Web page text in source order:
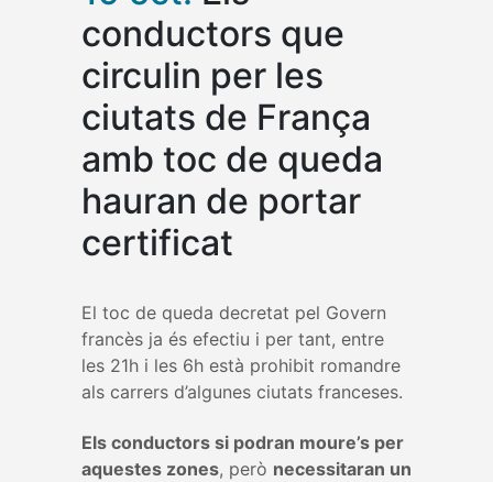
conductors que
circulin per les
ciutats de França
amb toc de queda
hauran de portar
certificat
El toc de queda decretat pel Govern
francès ja és efectiu i per tant, entre
les 21h i les 6h està prohibit romandre
als carrers d’algunes ciutats franceses.
Els conductors si podran moure’s per
aquestes zones, però necessitaran un